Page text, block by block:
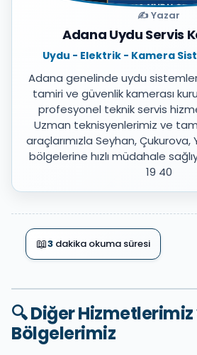
✍️ Yazar
Adana Uydu Servis
Uydu - Elektrik - Kamera
Adana genelinde uydu
tamiri ve güvenlik kamerası
profesyonel teknik servis
Uzman teknisyenlerimiz ve
araçlarımızla Seyhan, Çukurova,
bölgelerine hızlı müdahale
19 40
📖3 dakika okuma süresi
🔍 Diğer
Bölgelerimiz